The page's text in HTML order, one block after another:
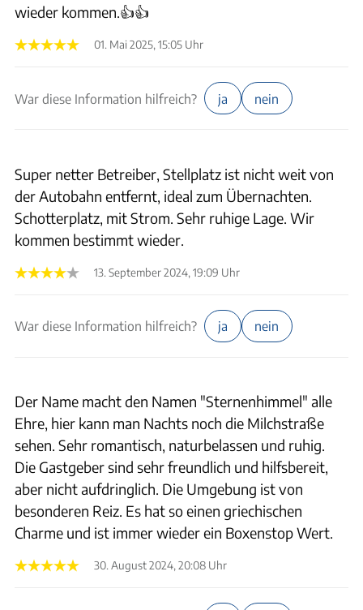
wieder kommen.👍👍
01. Mai 2025, 15:05 Uhr
War diese Information hilfreich? ja nein
Super netter Betreiber, Stellplatz ist nicht weit von
der Autobahn entfernt, ideal zum Übernachten.
Schotterplatz, mit Strom. Sehr ruhige Lage. Wir
kommen bestimmt wieder.
13. September 2024, 19:09 Uhr
War diese Information hilfreich? ja nein
Der Name macht den Namen "Sternenhimmel" alle
Ehre, hier kann man Nachts noch die Milchstraße
sehen. Sehr romantisch, naturbelassen und ruhig.
Die Gastgeber sind sehr freundlich und hilfsbereit,
aber nicht aufdringlich. Die Umgebung ist von
besonderen Reiz. Es hat so einen griechischen
Charme und ist immer wieder ein Boxenstop Wert.
30. August 2024, 20:08 Uhr